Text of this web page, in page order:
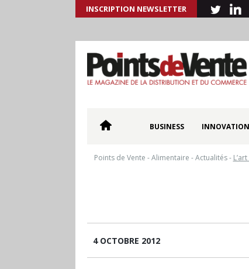
INSCRIPTION NEWSLETTER
BUSINESS INNOVATION
Points de Vente -Alimentaire -Actualités-
4 OCTOBRE 2012